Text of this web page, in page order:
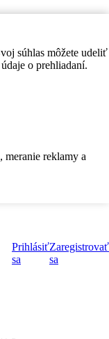
súhlas môžete udeliť
o prehliadaní.
reklamy a
Prihlásiť
sa
Zaregistrovať
sa